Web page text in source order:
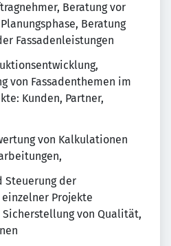
Beratung vor
Beratung
Fassadenleistungen
von Fassadenthemen im
Kunden, Partner,
von Kalkulationen
Steuerung der
Projekte
von Qualität,